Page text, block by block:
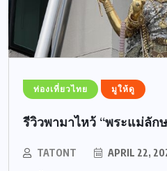
ท่องเที่ยวไทย มูให้ดู
รีวิวพามาไหว้ “พระแม่ลัก
TATONT APRIL 22,